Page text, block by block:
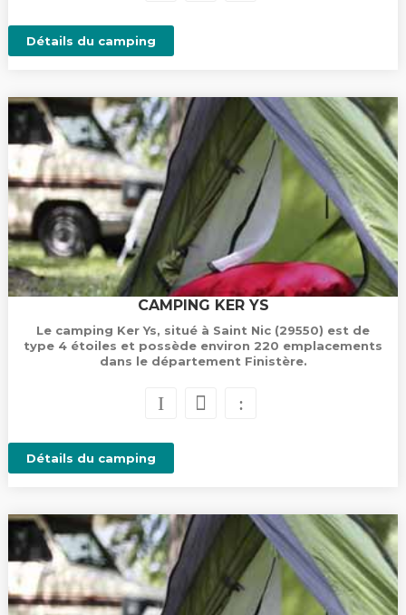
Détails du camping
CAMPING KER YS
Le camping Ker Ys, situé à Saint Nic (29550) est de
type 4 étoiles et possède environ 220 emplacements
dans le département Finistère.
Détails du camping